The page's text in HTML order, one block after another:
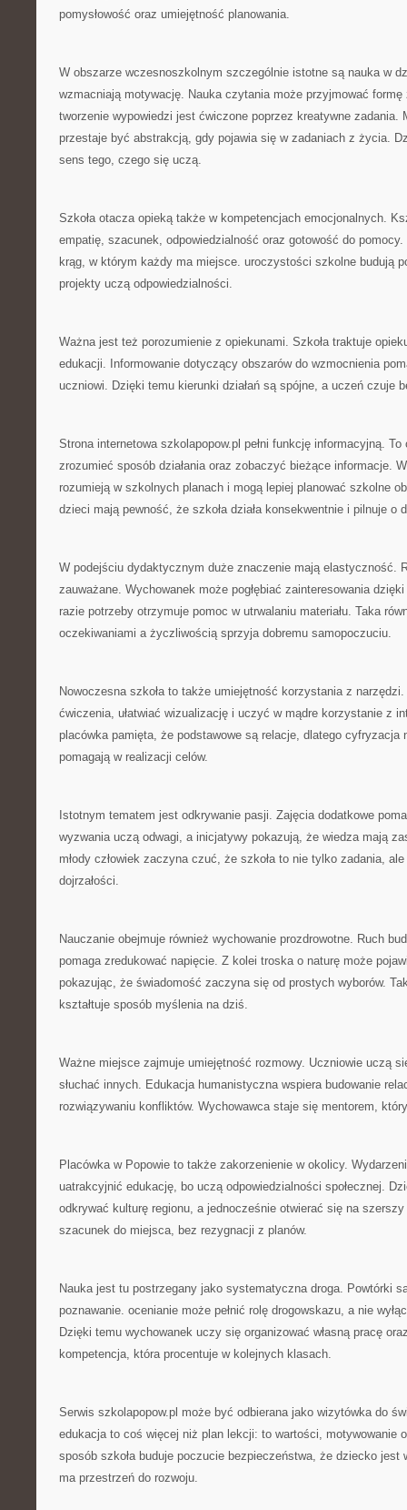
pomysłowość oraz umiejętność planowania.
W obszarze wczesnoszkolnym szczególnie istotne są nauka w
wzmacniają motywację. Nauka czytania może przyjmować formę
tworzenie wypowiedzi jest ćwiczone poprzez kreatywne zadania.
przestaje być abstrakcją, gdy pojawia się w zadaniach z życia.
sens tego, czego się uczą.
Szkoła otacza opieką także w kompetencjach emocjonalnych.
empatię, szacunek, odpowiedzialność oraz gotowość do
krąg, w którym każdy ma miejsce. uroczystości szkolne budują
projekty uczą odpowiedzialności.
Ważna jest też porozumienie z opiekunami. Szkoła traktuje
edukacji. Informowanie dotyczący obszarów do wzmocnienia
uczniowi. Dzięki temu kierunki działań są spójne, a uczeń czuje
Strona internetowa szkolapopow.pl pełni funkcję informacyjną.
zrozumieć sposób działania oraz zobaczyć bieżące informacje.
rozumieją w szkolnych planach i mogą lepiej planować szkolne
dzieci mają pewność, że szkoła działa konsekwentnie i pilnuje o
W podejściu dydaktycznym duże znaczenie mają elastyczność.
zauważane. Wychowanek może pogłębiać zainteresowania
razie potrzeby otrzymuje pomoc w utrwalaniu materiału. Taka
oczekiwaniami a życzliwością sprzyja dobremu samopoczuciu.
Nowoczesna szkoła to także umiejętność korzystania z
ćwiczenia, ułatwiać wizualizację i uczyć w mądre korzystanie z
placówka pamięta, że podstawowe są relacje, dlatego cyfryzacja
pomagają w realizacji celów.
Istotnym tematem jest odkrywanie pasji. Zajęcia dodatkowe
wyzwania uczą odwagi, a inicjatywy pokazują, że wiedza mają
młody człowiek zaczyna czuć, że szkoła to nie tylko zadania,
dojrzałości.
Nauczanie obejmuje również wychowanie prozdrowotne. Ruch
pomaga zredukować napięcie. Z kolei troska o naturę może
pokazując, że świadomość zaczyna się od prostych wyborów.
kształtuje sposób myślenia na dziś.
Ważne miejsce zajmuje umiejętność rozmowy. Uczniowie uczą
słuchać innych. Edukacja humanistyczna wspiera budowanie
rozwiązywaniu konfliktów. Wychowawca staje się mentorem,
Placówka w Popowie to także zakorzenienie w okolicy.
uatrakcyjnić edukację, bo uczą odpowiedzialności społecznej.
odkrywać kulturę regionu, a jednocześnie otwierać się na
szacunek do miejsca, bez rezygnacji z planów.
Nauka jest tu postrzegany jako systematyczna droga. Powtórki
poznawanie. ocenianie może pełnić rolę drogowskazu, a nie
Dzięki temu wychowanek uczy się organizować własną pracę
kompetencja, która procentuje w kolejnych klasach.
Serwis szkolapopow.pl może być odbierana jako wizytówka do
edukacja to coś więcej niż plan lekcji: to wartości, motywowanie
sposób szkoła buduje poczucie bezpieczeństwa, że dziecko jest
ma przestrzeń do rozwoju.